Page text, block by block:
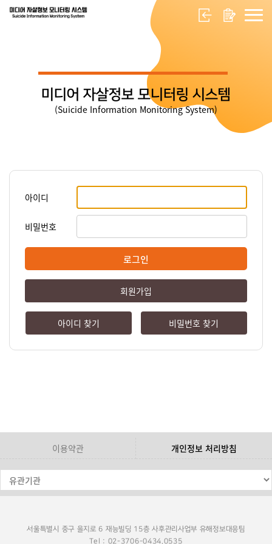
미디어 자살정보 모니터링 시스템
(Suicide Information Monitoring System)
아이디
비밀번호
로그인
회원가입
아이디 찾기 비밀번호 찾기
이용약관 개인정보 처리방침
서울특별시 중구 을지로 6 재능빌딩 15층 사후관리사업부 유해정보대응팀
Tel : 02-3706-0434,0535